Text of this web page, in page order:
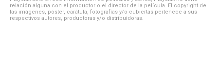
relación alguna con el productor o el director de la película. El copyright de
las imágenes, póster, carátula, fotografías y/o cubiertas pertenece a sus
respectivos autores, productoras y/o distribuidoras.